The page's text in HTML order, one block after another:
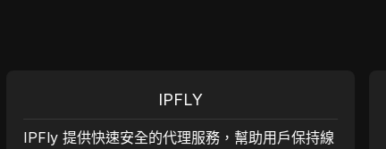
IPFLY
IPFly 提供快速安全的代理服務，幫助用戶保持線